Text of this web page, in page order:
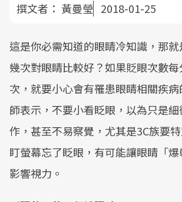
撰文者： 黃曼瑩 2018-01-25
這是你必需知道的眼睛冷知識，那
幾次對眼睛比較好？如果貶眼次數
次，就要小心會有罹患眼睛相關疾
師表示，不要小看眨眼，以為只是
作，甚至不易察覺，尤其是3C族要
盯螢幕忘了眨眼，有可能讓眼睛「
影響視力。